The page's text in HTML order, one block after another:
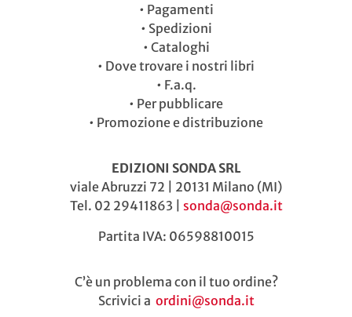
• Pagamenti
• Spedizioni
• Cataloghi
• Dove trovare i nostri libri
• F.a.q.
• Per pubblicare
• Promozione e distribuzione
EDIZIONI SONDA SRL
viale Abruzzi 72 | 20131 Milano (MI)
Tel. 02 29411863 | sonda@sonda.it
Partita IVA: 06598810015
C’è un problema con il tuo ordine?
Scrivici a ordini@sonda.it